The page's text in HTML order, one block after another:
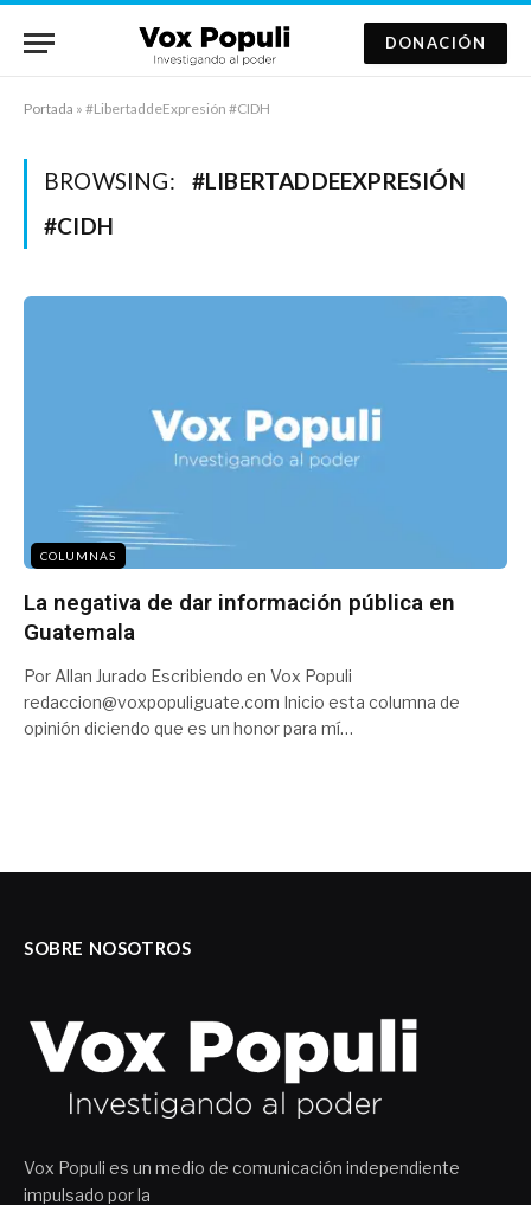
DONACIÓN
Portada » #LibertaddeExpresión #CIDH
BROWSING:
#LIBERTADDEEXPRESIÓN
#CIDH
COLUMNAS
La negativa de dar información pública en
Guatemala
Por Allan Jurado Escribiendo en Vox Populi
redaccion@voxpopuliguate.com Inicio esta columna de
opinión diciendo que es un honor para mí…
SOBRE NOSOTROS
Vox Populi es un medio de comunicación independiente
impulsado por la